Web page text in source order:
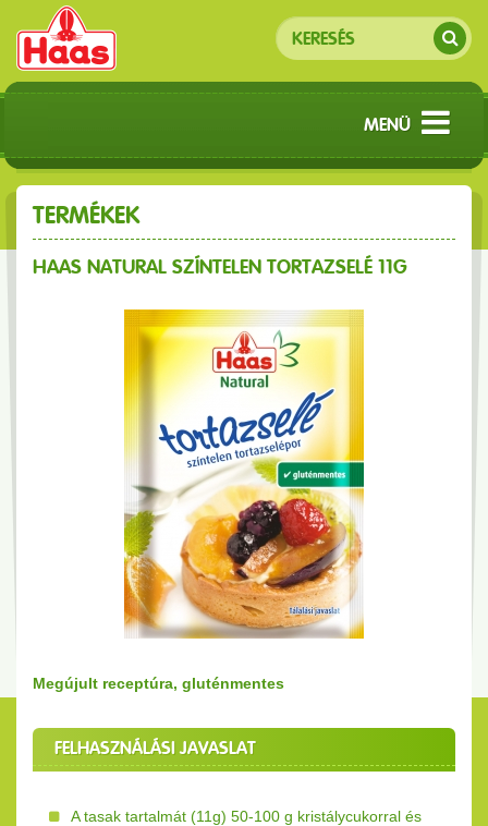
MENÜ
TERMÉKEK
HAAS NATURAL SZÍNTELEN TORTAZSELÉ 11G
Megújult receptúra, gluténmentes
FELHASZNÁLÁSI JAVASLAT
A tasak tartalmát (11g) 50-100 g kristálycukorral és